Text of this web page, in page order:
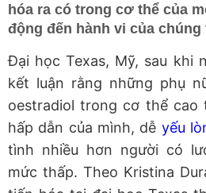
hóa ra có trong cơ thể của
động đến hành vi của
Đại học Texas, Mỹ, sau khi
kết luận rằng những phụ
oestradiol trong cơ thể
hấp dẫn của mình, dễ yếu
tình nhiều hơn người có
mức thấp. Theo Kristina